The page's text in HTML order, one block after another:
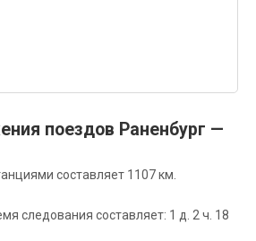
поездов Раненбург —
составляет 1107 км.
следования составляет: 1 д. 2 ч. 18